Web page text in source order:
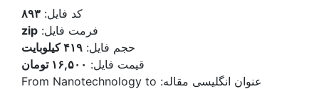
کد فایل: ۸۹۳
فرمت فایل: zip
حجم فایل: ۴۱۹ کیلوبایت
قیمت فایل: ۱۶,۵۰۰ تومان
عنوان انگلیسی مقاله: From Nanotechnology to